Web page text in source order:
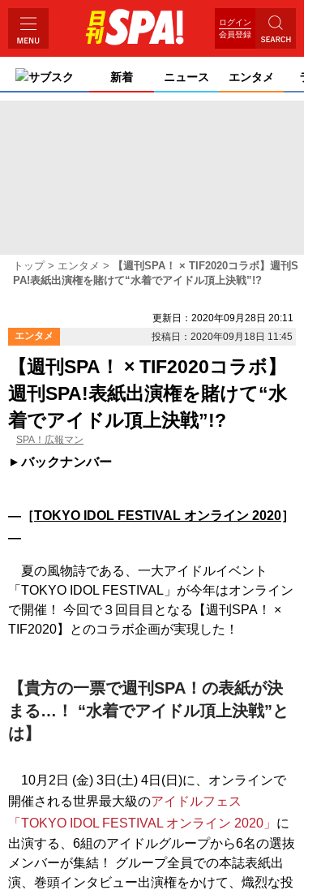
ログイン
会員登録
サブスク 新着 ニュース エンタメ ライ
トップ エンタメ
【週刊SPA！ × TIF2020コラボ】週刊S
PA!表紙出演権を賭けて“水着でアイドル頂上決戦”!?
更新日：2020年09月28日 20:11
エンタメ
投稿日：2020年09月18日 11:45
【週刊SPA！ × TIF2020コラボ】
週刊SPA!表紙出演権を賭けて“水
着でアイドル頂上決戦”!?
SPA！広報マン
バックナンバー
―［TOKYO IDOL FESTIVAL オンライン 2020］
―
夏の風物詩である、一大アイドルイベント
「TOKYO IDOL FESTIVAL」が今年はオンライン
で開催！ 今回で３回目目となる【週刊SPA！ ×
TIF2020】とのコラボ企画が実現した！
【貴方の一票で週刊SPA！の表紙が決
まる…！ “水着でアイドル頂上決戦”と
は】
10月2日 (金) 3日(土) 4日(日)に、オンラインで
開催される世界最大級のアイドルフェス
「TOKYO IDOL FESTIVAL オンライン 2020」 に
出演する、6組のアイドルグループから6名の選抜
メンバーが集結！ グループ全員での本誌表紙出
演、巻頭インタビュー出演権をかけて、熾烈な投